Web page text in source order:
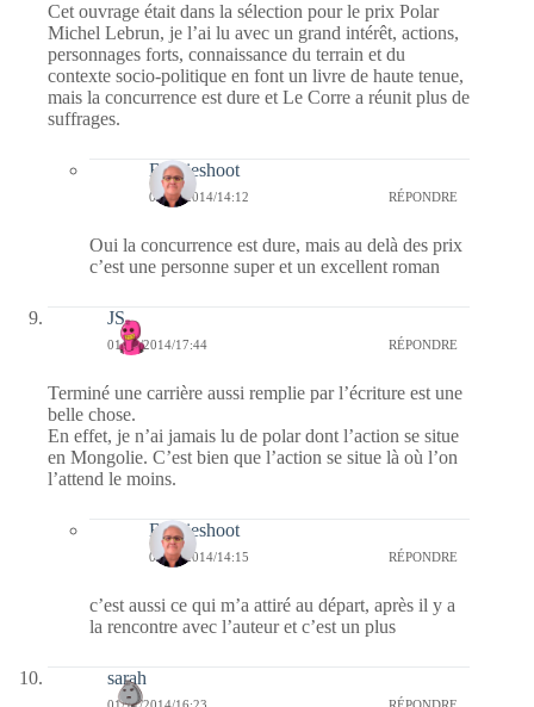
Cet ouvrage était dans la sélection pour le prix Polar
Michel Lebrun, je l’ai lu avec un grand intérêt, actions,
personnages forts, connaissance du terrain et du
contexte socio-politique en font un livre de haute tenue,
mais la concurrence est dure et Le Corre a réunit plus de
suffrages.
Bernieshoot
02/11/2014/14:12 RÉPONDRE
Oui la concurrence est dure, mais au delà des prix
c’est une personne super et un excellent roman
JS
01/11/2014/17:44 RÉPONDRE
Terminé une carrière aussi remplie par l’écriture est une
belle chose.
En effet, je n’ai jamais lu de polar dont l’action se situe
en Mongolie. C’est bien que l’action se situe là où l’on
l’attend le moins.
Bernieshoot
02/11/2014/14:15 RÉPONDRE
c’est aussi ce qui m’a attiré au départ, après il y a
la rencontre avec l’auteur et c’est un plus
sarah